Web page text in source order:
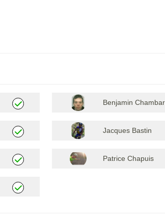
Benjamin
Jacques Bastin
Patrice Chapuis